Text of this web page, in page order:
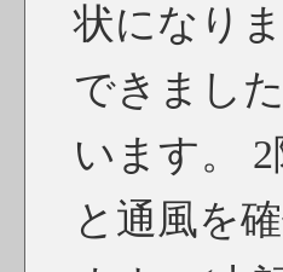
状になり
できまし
います。
と通風を